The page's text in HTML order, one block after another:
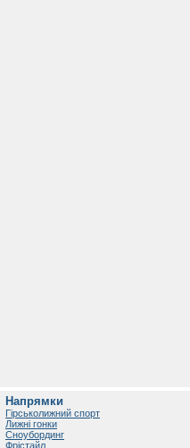
Напрямки
Гірськолижний спорт
Лижні гонки
Сноубординг
Фрістайл